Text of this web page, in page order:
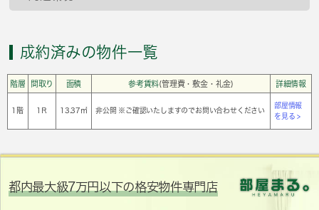
成約済みの物件一覧
階層 間取り 面積 参考賃料(管理費・敷金・礼金) 詳細情報
1階 1Ｒ 13.37㎡ 非公開 ※ご確認いたしますのでお問い合わせください
部屋情報
を見る >
都内最大級7万円以下の格安物件専門店